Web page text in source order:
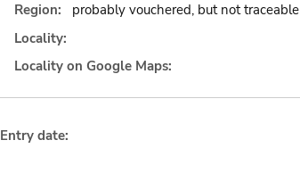
Region:
probably vouchered, but not traceable
Locality:
Locality on Google Maps:
Entry date: